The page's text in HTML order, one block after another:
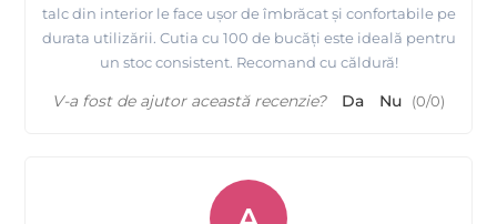
talc din interior le face ușor de îmbrăcat și confortabile pe
durata utilizării. Cutia cu 100 de bucăți este ideală pentru
un stoc consistent. Recomand cu căldură!
V-a fost de ajutor această recenzie? Da Nu (0/0)